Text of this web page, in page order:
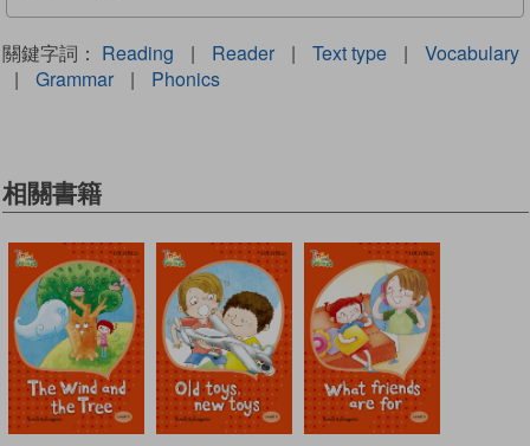
關鍵字詞： Reading | Reader | Text type |
Vocabulary
|
Grammar | Phonics
相關書籍